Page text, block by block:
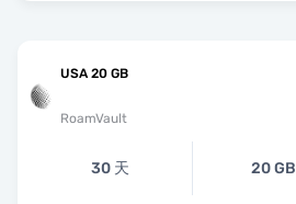
USA 20 GB
RoamVault
30 天 20 GB